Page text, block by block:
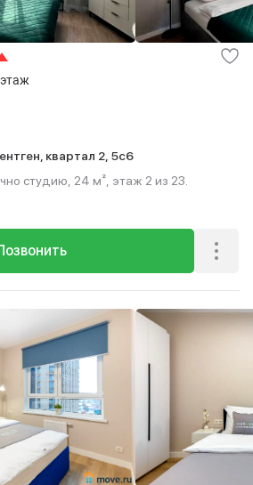
квартал 2, 5с6
студию, 24 м², этаж 2 из 23.